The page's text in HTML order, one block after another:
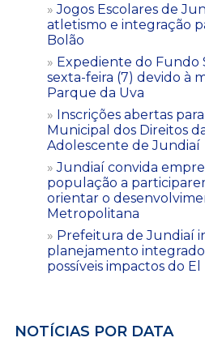
Jogos Escolares de
atletismo e integração
Bolão
Expediente do Fundo
sexta-feira (7) devido à
Parque da Uva
Inscrições abertas
Municipal dos Direitos
Adolescente de Jundiaí
Jundiaí convida
população a
orientar o
Metropolitana
Prefeitura de Jundiaí
planejamento
possíveis impactos do El
NOTÍCIAS POR DATA